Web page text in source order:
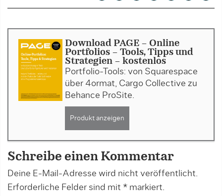
Download PAGE - Online
Portfolios - Tools, Tipps und
Strategien - kostenlos
Portfolio-Tools: von Squarespace
über 4ormat, Cargo Collective zu
Behance ProSite.
Produkt anzeigen
Schreibe einen Kommentar
Deine E-Mail-Adresse wird nicht veröffentlicht.
Erforderliche Felder sind mit * markiert.